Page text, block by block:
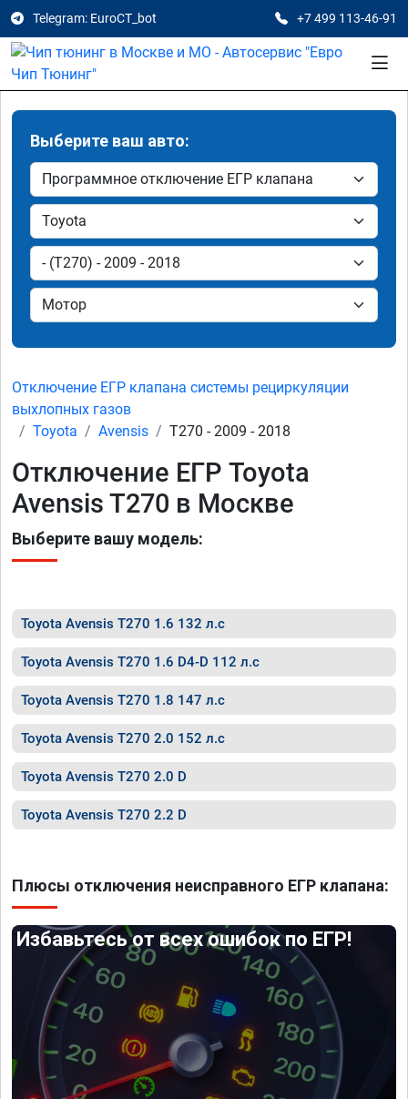
Telegram: EuroCT_bot +7 499 113-46-91
Выберите ваш авто:
Отключение ЕГР клапана системы рециркуляции
выхлопных газов
Toyota
Avensis T270 - 2009 - 2018
Отключение ЕГР Toyota
Avensis T270 в Москве
Выберите вашу модель:
Toyota Avensis T270 1.6 132 л.с
Toyota Avensis T270 1.6 D4-D 112 л.с
Toyota Avensis T270 1.8 147 л.с
Toyota Avensis T270 2.0 152 л.с
Toyota Avensis T270 2.0 D
Toyota Avensis T270 2.2 D
Плюсы отключения неисправного ЕГР клапана:
Избавьтесь от всех ошибок по ЕГР!